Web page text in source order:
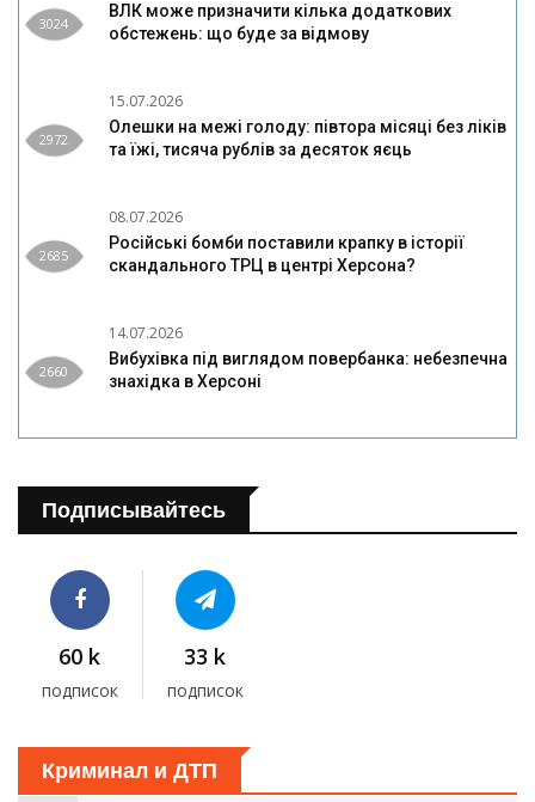
3024
ВЛК може призначити кілька додаткових
обстежень: що буде за відмову
2972
15.07.2026
Олешки на межі голоду: півтора місяці без ліків
та їжі, тисяча рублів за десяток яєць
2685
08.07.2026
Російські бомби поставили крапку в історії
скандального ТРЦ в центрі Херсона?
2660
14.07.2026
Вибухівка під виглядом повербанка: небезпечна
знахідка в Херсоні
Подписывайтесь
60 k
подписок
33 k
подписок
Криминал и ДТП